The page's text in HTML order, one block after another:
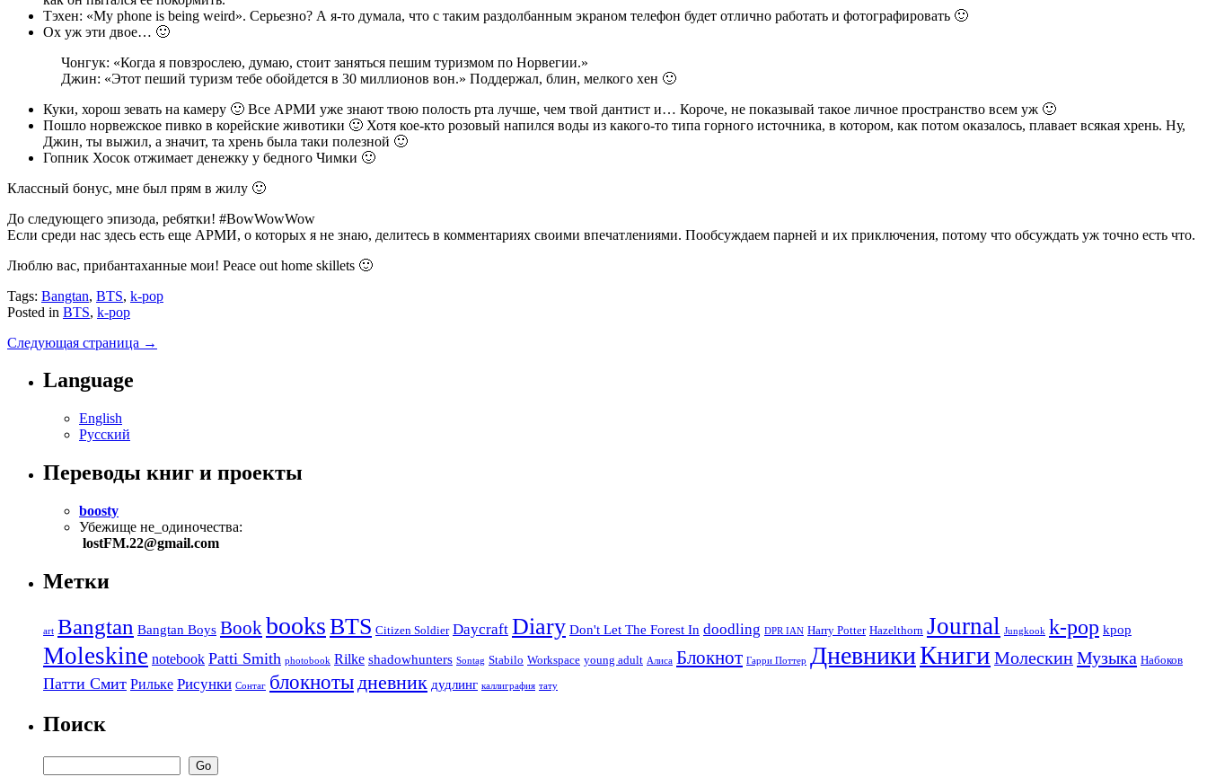
Тэхен: «My phone is being weird». Серьезно? А я-то думала, что с таким раздолбанным экраном телефон будет отлично работать и фотографировать 🙂
Ох уж эти двое… 🙂
Чонгук: «Когда я повзрослею, думаю, стоит заняться пешим туризмом по Норвегии.»
Джин: «Этот пеший туризм тебе обойдется в 30 миллионов вон.» Поддержал, блин, мелкого хен 🙂
Куки, хорош зевать на камеру 🙂 Все АРМИ уже знают твою полость рта лучше, чем твой дантист и… Короче, не показывай такое личное пространство всем уж 🙂
Пошло норвежское пивко в корейские животики 🙂 Хотя кое-кто розовый напился воды из какого-то типа горного источника, в котором, как потом оказалось, плавает всякая хрень. Ну,
Джин, ты выжил, а значит, та хрень была таки полезной 🙂
Гопник Хосок отжимает денежку у бедного Чимки 🙂
Классный бонус, мне был прям в жилу 🙂
До следующего эпизода, ребятки! #BowWowWow
Если среди нас здесь есть еще АРМИ, о которых я не знаю, делитесь в комментариях своими впечатлениями. Пообсуждаем парней и их приключения, потому что обсуждать уж точно есть что.
Люблю вас, прибантаханные мои! Peace out home skillets 🙂
Tags: Bangtan, BTS, k-pop
Posted in BTS, k-pop
Следующая страница →
Language
English
Русский
Переводы книг и проекты
boosty
Убежище не_одиночества:
lostFM.22@gmail.com
Метки
art Bangtan Bangtan Boys BookbooksBTS Citizen Soldier Daycraft Diary Don't Let The Forest In doodling DPR IAN Harry Potter Hazelthorn Journal Jungkook k-pop kpop
Moleskine notebook Patti Smith photobook Rilke shadowhunters Sontag Stabilo Workspace young adult Алиса Блокнот Гарри Поттер ДневникиКниги МолескинМузыка Набоков
Патти Смит Рильке Рисунки Сонтаг блокноты дневник дудлинг каллиграфия тату
Поиск